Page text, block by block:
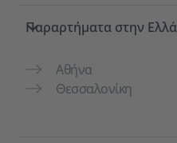
Service- und
Παραρτήματα στην
Αθήνα
Θεσσαλονίκη